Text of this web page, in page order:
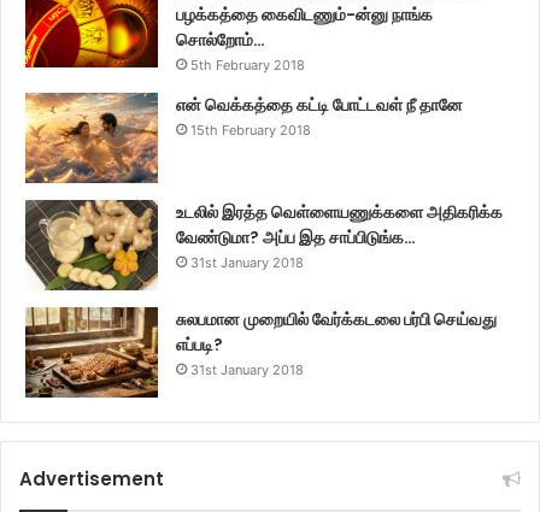
பழக்கத்தை கைவிடணும்-ன்னு நாங்க
சொல்றோம்…
5th February 2018
என் வெக்கத்தை கட்டி போட்டவள் நீ தானே
15th February 2018
உடலில் இரத்த வெள்ளையணுக்களை அதிகரிக்க
வேண்டுமா? அப்ப இத சாப்பிடுங்க…
31st January 2018
சுலபமான முறையில் வேர்க்கடலை பர்பி செய்வது
எப்படி?
31st January 2018
Advertisement